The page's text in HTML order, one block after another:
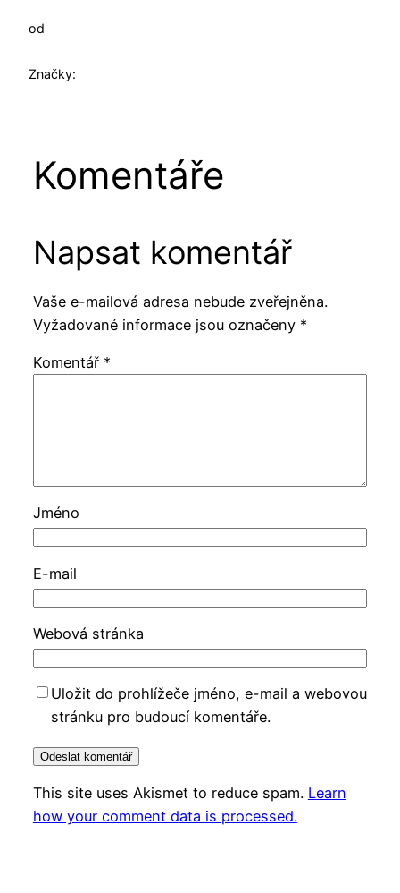
od
Značky:
Komentáře
Napsat komentář
Vaše e-mailová adresa nebude zveřejněna.
Vyžadované informace jsou označeny *
Komentář *
Jméno
E-mail
Webová stránka
Uložit do prohlížeče jméno, e-mail a webovou
stránku pro budoucí komentáře.
This site uses Akismet to reduce spam. Learn
how your comment data is processed.